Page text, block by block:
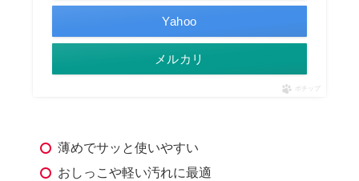
Yahoo
メルカリ
ポチップ
薄めでサッと使いやすい
おしっこや軽い汚れに最適